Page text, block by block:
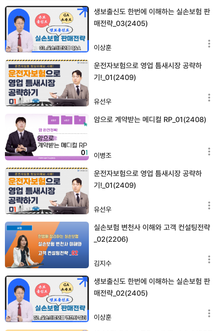
생보출신도 한번에 이해하는 실손보험 판
매전략_03(2405)
이상훈
운전자보험으로 영업 틈새시장 공략하
기!_01(2409)
유선우
암으로 계약받는 메디컬 RP_01(2408)
이병조
운전자보험으로 영업 틈새시장 공략하
기!_01(2409)
유선우
실손보험 변천사 이해와 고객 컨설팅전략
_02(2206)
김지수
생보출신도 한번에 이해하는 실손보험 판
매전략_02(2405)
이상훈